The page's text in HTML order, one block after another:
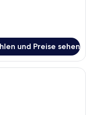
und Preise sehen
mit einer karierten